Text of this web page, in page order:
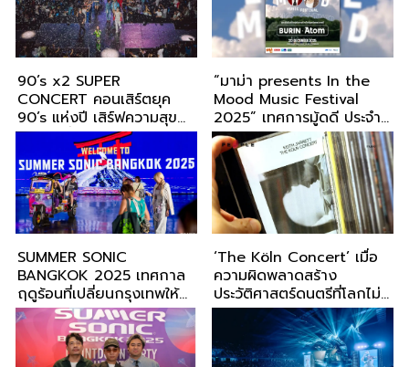
90’s x2 SUPER
CONCERT คอนเสิร์ตยุค
90’s แห่งปี เสิร์ฟความสุข
กว่า 7 ชั่วโมง
“มาม่า presents In the
Mood Music Festival
2025” เทศการมู้ดดี ประจำปี
2025! กับคอนเซปต์ “TWO-
GETHER” ที่จับคู่ศิลปิน มาส
ร้างโชว์ครั้งประวัติศาสตร์
SUMMER SONIC
BANGKOK 2025 เทศกาล
ฤดูร้อนที่เปลี่ยนกรุงเทพให้
กลายเป็นมหานครแห่งเสียง
เพลง
‘The Köln Concert’ เมื่อ
ความผิดพลาดสร้าง
ประวัติศาสตร์ดนตรีที่โลกไม่
ลืม